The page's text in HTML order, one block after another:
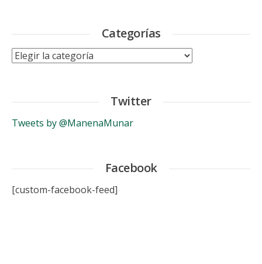
Categorías
Categorías
Twitter
Tweets by @ManenaMunar
Facebook
[custom-facebook-feed]